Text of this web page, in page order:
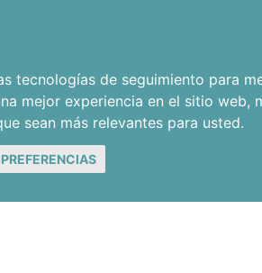
tecnologías de seguimiento para
mejor experiencia en el sitio web,
sean más relevantes para usted.